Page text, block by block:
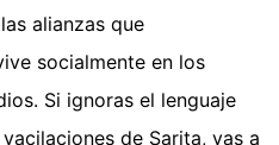
alianzas que
socialmente en los
Si ignoras el lenguaje
de Sarita, vas a